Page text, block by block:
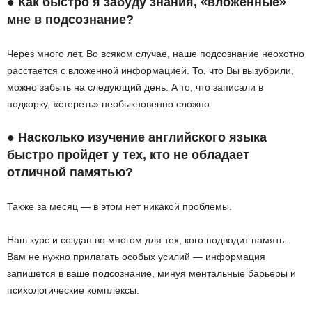
мне в подсознание?
Через много лет. Во всяком случае, наше подсознание неохотно
расстается с вложенной информацией. То, что Вы вызубрили,
можно забыть на следующий день. А то, что записали в
подкорку, «стереть» необыкновенно сложно.
● Насколько изучение английского языка
быстро пройдет у тех, кто не обладает
отличной памятью?
Также за месяц — в этом нет никакой проблемы.
Наш курс и создан во многом для тех, кого подводит память.
Вам не нужно прилагать особых усилий — информация
запишется в ваше подсознание, минуя ментальные барьеры и
психологические комплексы.